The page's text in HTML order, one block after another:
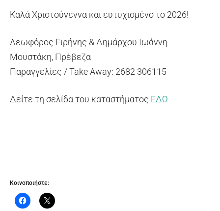
Καλά Χριστούγεννα και ευτυχισμένο το 2026!
Λεωφόρος Ειρήνης & Δημάρχου Ιωάννη
Μουστάκη, Πρέβεζα
Παραγγελίες / Take Away: 2682 306115
Δείτε τη σελίδα του καταστήματος ΕΔΩ
Κοινοποιήστε: